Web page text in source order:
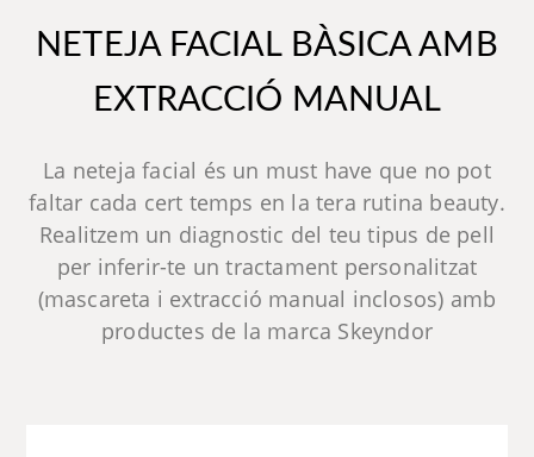
NETEJA FACIAL BÀSICA AMB
EXTRACCIÓ MANUAL
La neteja facial és un must have que no pot
faltar cada cert temps en la tera rutina beauty.
Realitzem un diagnostic del teu tipus de pell
per inferir-te un tractament personalitzat
(mascareta i extracció manual inclosos) amb
productes de la marca Skeyndor